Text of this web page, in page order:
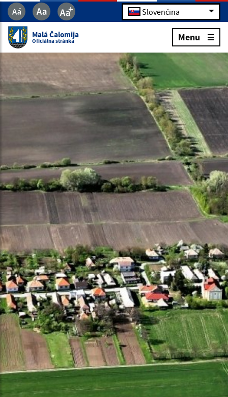
Slovenčina
Malá Čalomija
Oficiálna stránka Menu